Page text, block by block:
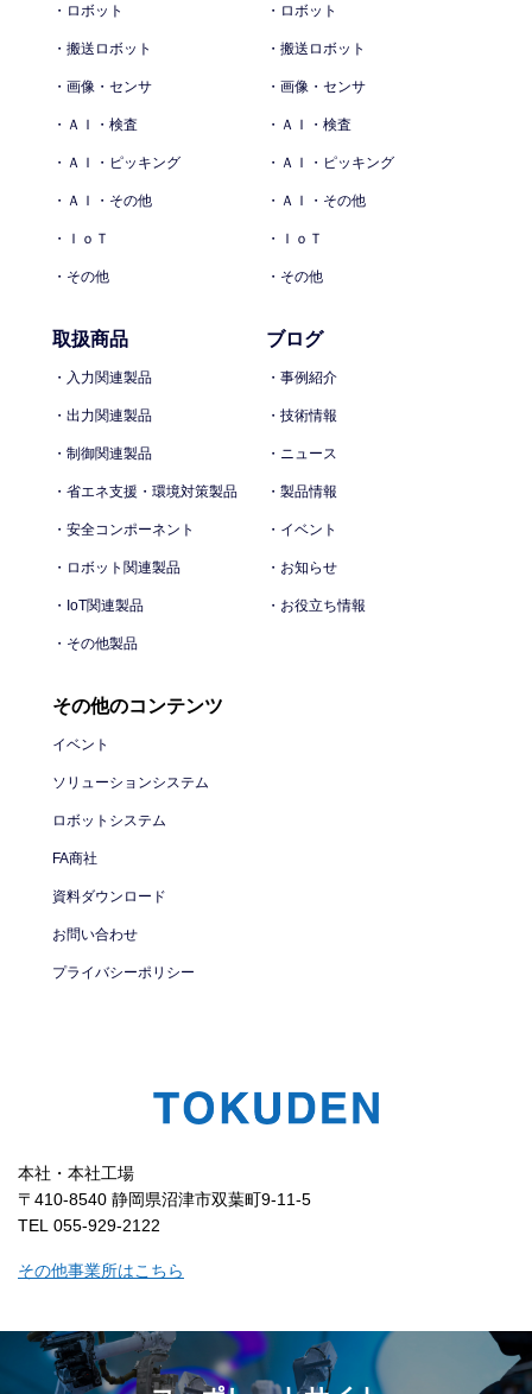
・ロボット
・搬送ロボット
・画像・センサ
・ＡＩ・検査
・ＡＩ・ピッキング
・ＡＩ・その他
・ＩｏＴ
・その他
・ロボット
・搬送ロボット
・画像・センサ
・ＡＩ・検査
・ＡＩ・ピッキング
・ＡＩ・その他
・ＩｏＴ
・その他
取扱商品
・入力関連製品
・出力関連製品
・制御関連製品
・省エネ支援・環境対策製品
・安全コンポーネント
・ロボット関連製品
・IoT関連製品
・その他製品
ブログ
・事例紹介
・技術情報
・ニュース
・製品情報
・イベント
・お知らせ
・お役立ち情報
その他のコンテンツ
イベント
ソリューションシステム
ロボットシステム
FA商社
資料ダウンロード
お問い合わせ
プライバシーポリシー
本社・本社工場
〒410-8540 静岡県沼津市双葉町9-11-5
TEL 055-929-2122
その他事業所はこちら